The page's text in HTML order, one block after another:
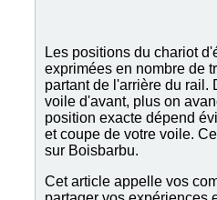
Les positions du chariot
exprimées en nombre de
partant de l'arrière du rail.
voile d'avant, plus on
position exacte dépend
et coupe de votre voile.
sur Boisbarbu.
Cet article appelle vos